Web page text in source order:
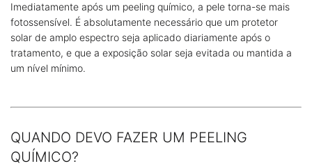
Imediatamente após um peeling químico, a pele torna-se mais
fotossensível. É absolutamente necessário que um protetor
solar de amplo espectro seja aplicado diariamente após o
tratamento, e que a exposição solar seja evitada ou mantida a
um nível mínimo.
QUANDO DEVO FAZER UM PEELING
QUÍMICO?